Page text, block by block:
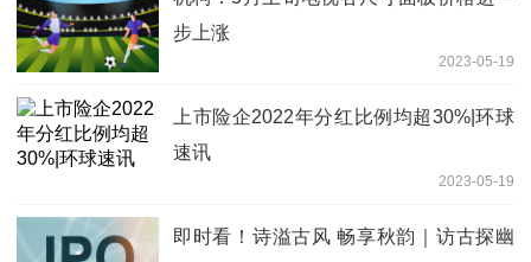
步上涨
2023-05-19
上市险企2022年分红比例均超30%|环球
速讯
2023-05-19
即时看！诗溢古风 畅享秋韵｜访古探幽